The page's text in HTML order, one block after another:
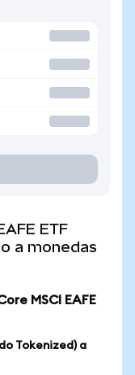
ETF
a monedas
MSCI EAFE
Tokenized) a